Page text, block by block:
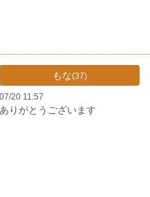
もな(37)
07/20 11:57
ありがとうございます